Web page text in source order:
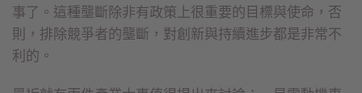
事了。這種壟斷除非有政策上很重要的目標與使命，否
則，排除競爭者的壟斷，對創新與持續進步都是非常不
利的。